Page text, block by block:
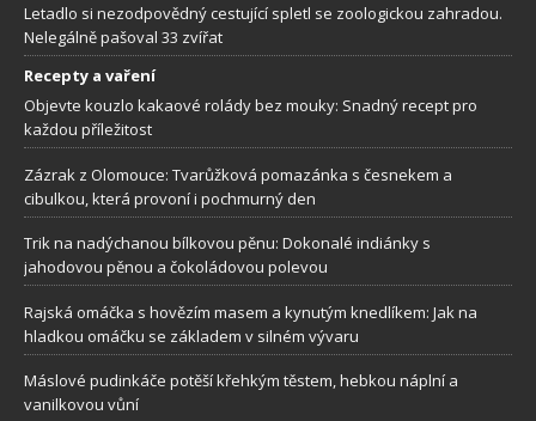
Letadlo si nezodpovědný cestující spletl se zoologickou zahradou.
Nelegálně pašoval 33 zvířat
Recepty a vaření
Objevte kouzlo kakaové rolády bez mouky: Snadný recept pro
každou příležitost
Zázrak z Olomouce: Tvarůžková pomazánka s česnekem a
cibulkou, která provoní i pochmurný den
Trik na nadýchanou bílkovou pěnu: Dokonalé indiánky s
jahodovou pěnou a čokoládovou polevou
Rajská omáčka s hovězím masem a kynutým knedlíkem: Jak na
hladkou omáčku se základem v silném vývaru
Máslové pudinkáče potěší křehkým těstem, hebkou náplní a
vanilkovou vůní